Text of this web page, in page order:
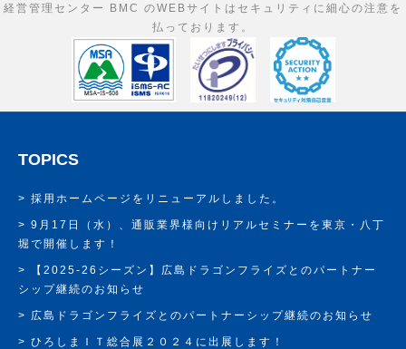
経営管理センター BMC のWEBサイトはセキュリティに細心の注意を
払っております。
TOPICS
採用ホームページをリニューアルしました。
9月17日（水）、通販業界様向けリアルセミナーを東京・八丁
堀で開催します！
【2025-26シーズン】広島ドラゴンフライズとのパートナー
シップ継続のお知らせ
広島ドラゴンフライズとのパートナーシップ継続のお知らせ
ひろしまＩＴ総合展２０２４に出展します！